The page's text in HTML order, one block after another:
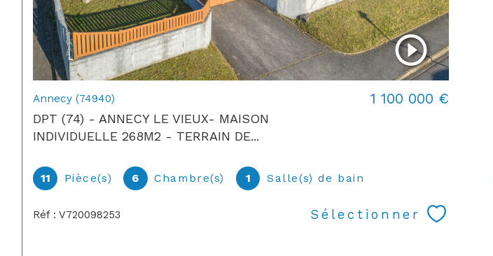
Annecy (74940)
DPT (74) - ANNECY LE VIEUX- MAISON
INDIVIDUELLE 268M2 - TERRAIN DE...
1 100 000 €
11 Pièce(s) 6 Chambre(s) 1 Salle(s) de bain
Réf : V720098253 Sélectionner